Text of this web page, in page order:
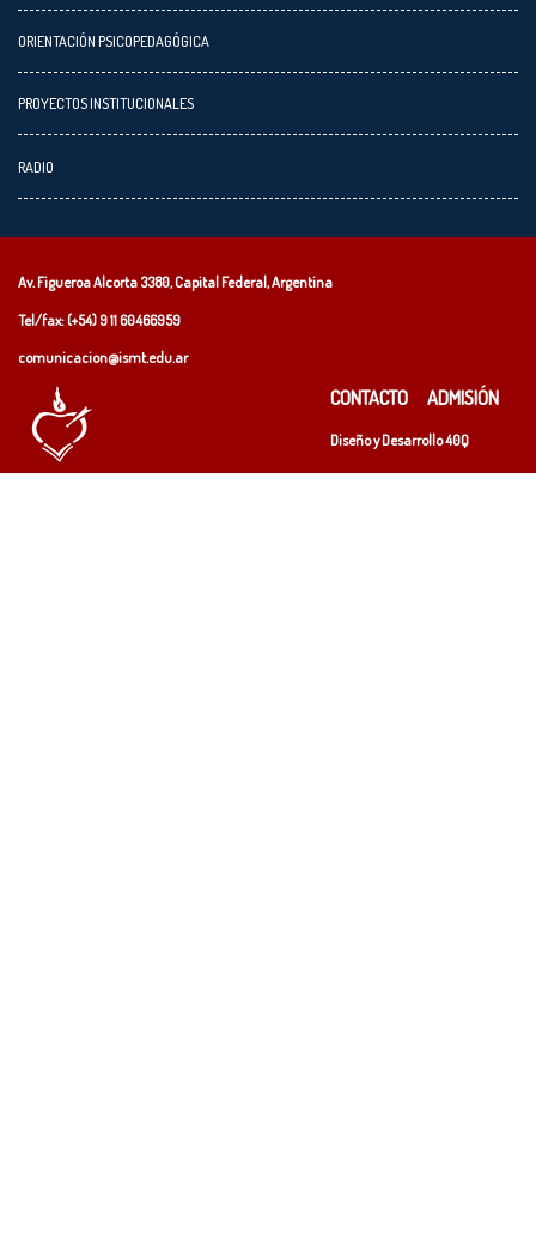
ORIENTACIÓN PSICOPEDAGÓGICA
PROYECTOS INSTITUCIONALES
RADIO
Av. Figueroa Alcorta 3380, Capital Federal, Argentina
Tel/fax: (+54)9 11 60466959
comunicacion@ismt.edu.ar
CONTACTO ADMISIÓN
Diseño y Desarrollo40Q